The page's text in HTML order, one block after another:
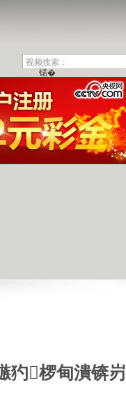
犳椤甸潰锛岃
锘�
狼交配的原因
库最高机密的打字员